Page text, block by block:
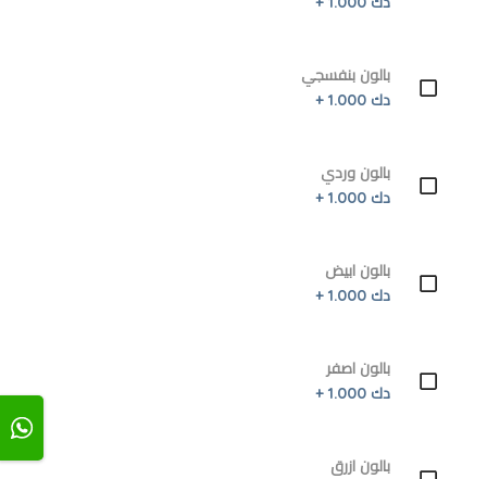
بالون بنفسجي
دك 1.000 +
بالون وردي
دك 1.000 +
بالون ابيض
دك 1.000 +
بالون اصفر
دك 1.000 +
بالون ازرق